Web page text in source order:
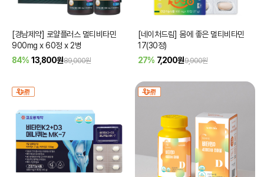
[경남제약] 로얄플러스 멀티비타민
900mg x 60정 x 2병
84% 13,800원89,000원
[네이처드림] 몸에 좋은 멀티비타민
17(30정)
27% 7,200원9,900원